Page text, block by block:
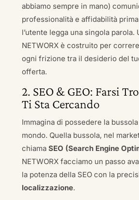
abbiamo sempre in mano)
professionalità e affidabilità
l’utente legga una singola parola.
NETWORX è costruito per
ogni frizione tra il desiderio del
offerta.
2. SEO & GEO: Farsi
Ti Sta Cercando
Immagina di possedere la
mondo. Quella bussola, nel
chiama SEO (Search Engine
NETWORX facciamo un passo
la potenza della SEO con la
localizzazione.